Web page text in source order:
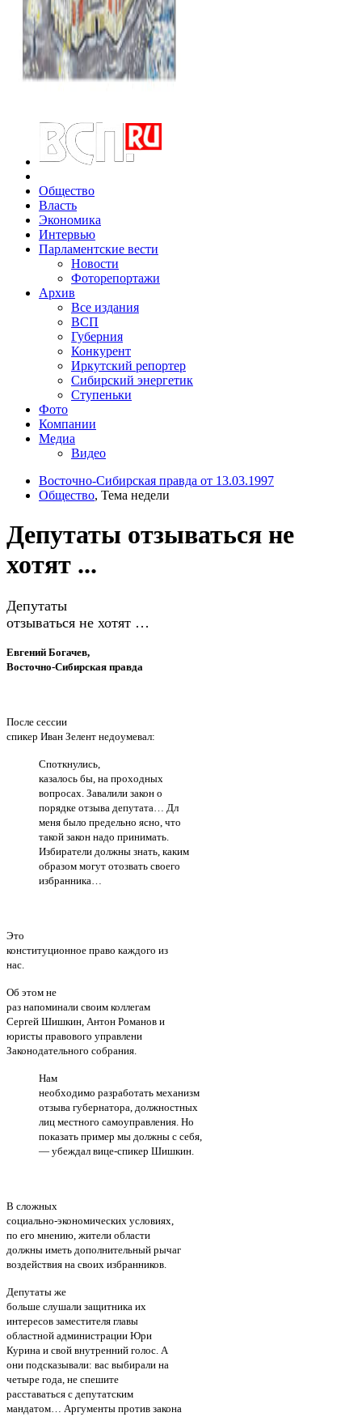
Общество
Власть
Экономика
Интервью
Парламентские вести
Новости
Фоторепортажи
Архив
Все издания
ВСП
Губерния
Конкурент
Иркутский репортер
Сибирский энергетик
Ступеньки
Фото
Компании
Медиа
Видео
Восточно-Сибирская правда от 13.03.1997
Общество, Тема недели
Депутаты отзываться не
хотят ...
Депутаты
отзываться не хотят …
Евгений Богачев,
Восточно-Сибирская правда
После сессии
спикер Иван Зелент недоумевал:
Споткнулись,
казалось бы, на проходных
вопросах. Завалили закон о
порядке отзыва депутата… Дл
меня было предельно ясно, что
такой закон надо принимать.
Избиратели должны знать, каким
образом могут отозвать своего
избранника…
Это
конституционное право каждого из
нас.
Об этом не
раз напоминали своим коллегам
Сергей Шишкин, Антон Романов и
юристы правового управлени
Законодательного собрания.
Нам
необходимо разработать механизм
отзыва губернатора, должностных
лиц местного самоуправления. Но
показать пример мы должны с себя,
— убеждал вице-спикер Шишкин.
В сложных
социально-экономических условиях,
по его мнению, жители области
должны иметь дополнительный рычаг
воздействия на своих избранников.
Депутаты же
больше слушали защитника их
интересов заместителя главы
областной администрации Юри
Курина и свой внутренний голос. А
они подсказывали: вас выбирали на
четыре года, не спешите
расставаться с депутатским
мандатом… Аргументы против закона